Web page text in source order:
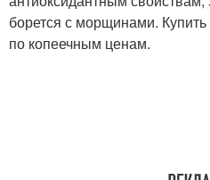
борется с морщинами.
по копеечным ценам.